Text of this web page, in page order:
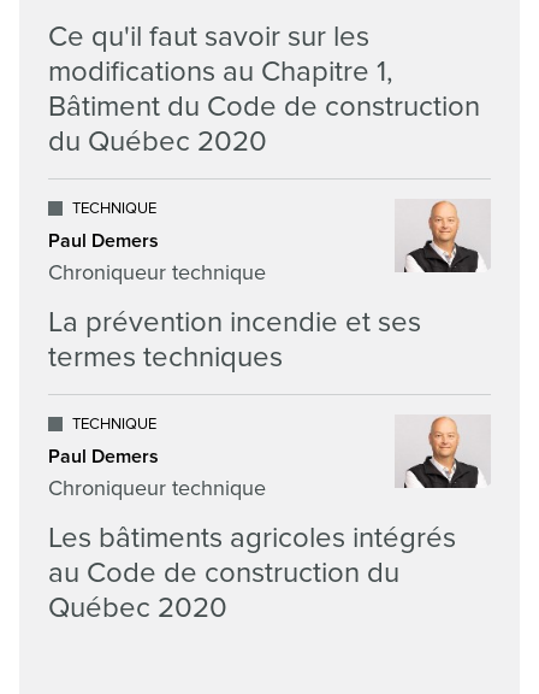
Ce qu'il faut savoir sur les
modifications au Chapitre 1,
Bâtiment du Code de construction
du Québec 2020
TECHNIQUE
Paul Demers
Chroniqueur technique
La prévention incendie et ses
termes techniques
TECHNIQUE
Paul Demers
Chroniqueur technique
Les bâtiments agricoles intégrés
au Code de construction du
Québec 2020